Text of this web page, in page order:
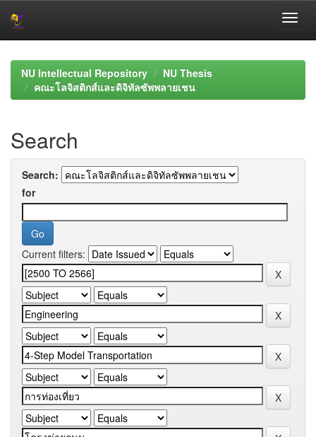
navigationNU Intellectual Repository
NU Thesis
คณะโลจิสติกส์และดิจิทัลซัพพลายเชน
Search
Search:
for
Current filters: